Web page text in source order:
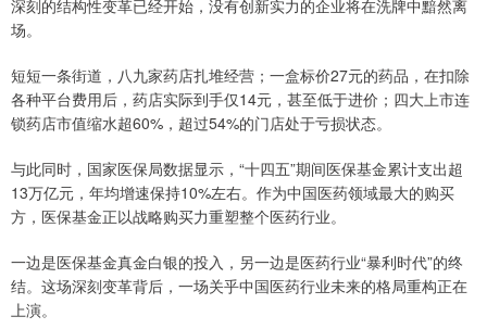
深刻的结构性变革已经开始，没有创新实力的企业将在洗牌中黯然离
场。
短短一条街道，八九家药店扎堆经营；一盒标价27元的药品，在扣除
各种平台费用后，药店实际到手仅14元，甚至低于进价；四大上市连
锁药店市值缩水超60%，超过54%的门店处于亏损状态。
与此同时，国家医保局数据显示，“十四五”期间医保基金累计支出超
13万亿元，年均增速保持10%左右。作为中国医药领域最大的购买
方，医保基金正以战略购买力重塑整个医药行业。
一边是医保基金真金白银的投入，另一边是医药行业“暴利时代”的终
结。这场深刻变革背后，一场关乎中国医药行业未来的格局重构正在
上演。